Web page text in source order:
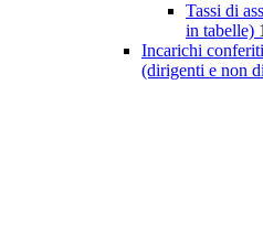
Tassi di
in tabelle)
Incarichi
(dirigenti e non